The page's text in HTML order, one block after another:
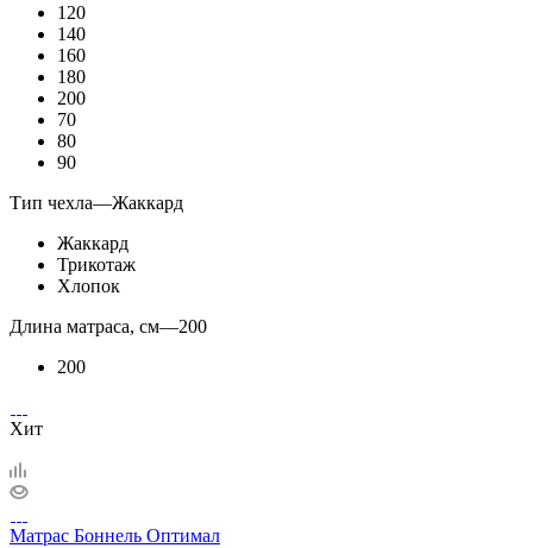
120
140
160
180
200
70
80
90
Тип чехла—Жаккард
Жаккард
Трикотаж
Хлопок
Длина матраса, см—200
200
Хит
Матрас Боннель Оптимал